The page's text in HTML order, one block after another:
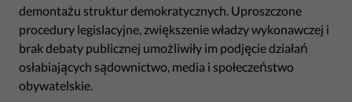
demontażu struktur demokratycznych. Uproszczone
procedury legislacyjne, zwiększenie władzy wykonawczej i
brak debaty publicznej umożliwiły im podjęcie działań
osłabiających sądownictwo, media i społeczeństwo
obywatelskie.